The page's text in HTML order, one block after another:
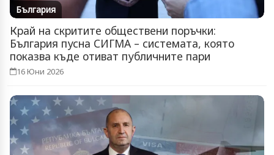
България
Край на скритите обществени поръчки:
България пусна СИГМА – системата, която
показва къде отиват публичните пари
16 Юни 2026